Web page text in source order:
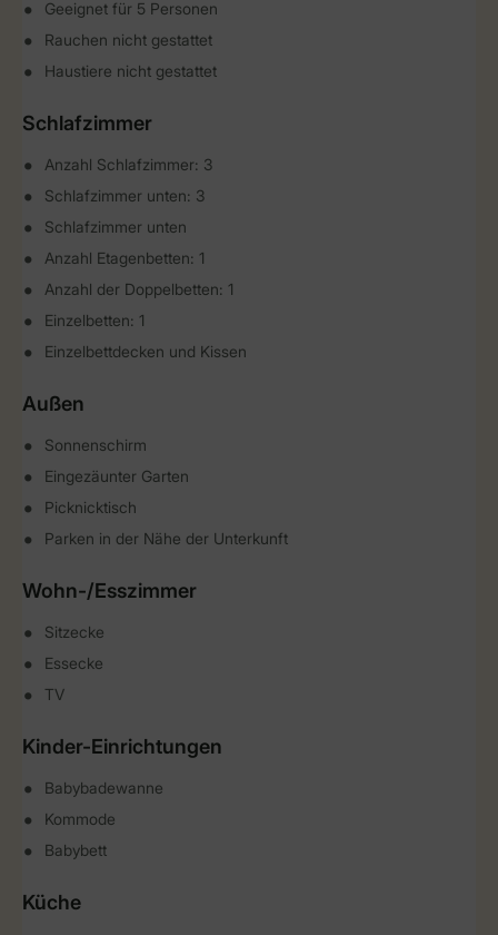
Geeignet für 5 Personen
Rauchen nicht gestattet
Haustiere nicht gestattet
Schlafzimmer
Anzahl Schlafzimmer: 3
Schlafzimmer unten: 3
Schlafzimmer unten
Anzahl Etagenbetten: 1
Anzahl der Doppelbetten: 1
Einzelbetten: 1
Einzelbettdecken und Kissen
Außen
Sonnenschirm
Eingezäunter Garten
Picknicktisch
Parken in der Nähe der Unterkunft
Wohn-/Esszimmer
Sitzecke
Essecke
TV
Kinder-Einrichtungen
Babybadewanne
Kommode
Babybett
Küche